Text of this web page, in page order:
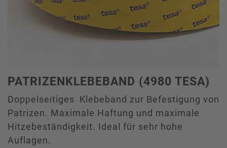
PATRIZENKLEBEBAND (4980 TESA)
Doppelseitiges Klebeband zur Befestigung von
Patrizen. Maximale Haftung und maximale
Hitzebeständigkeit. Ideal für sehr hohe
Auflagen.